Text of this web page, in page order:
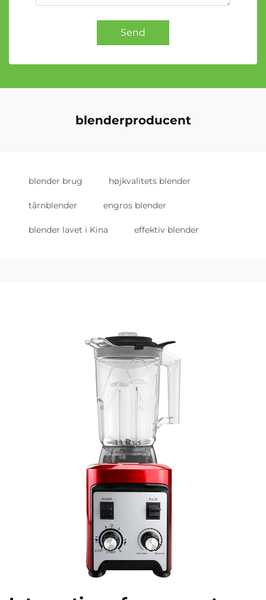
Send
blenderproducent
blender brug højkvalitets blender
tårnblender engros blender
blender lavet i Kina effektiv blender